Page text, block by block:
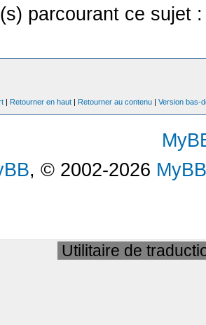
parcourant ce sujet
| Retourner en haut | Retourner au contenu |Version bas-
, © 2002-2026
Utilitaire de